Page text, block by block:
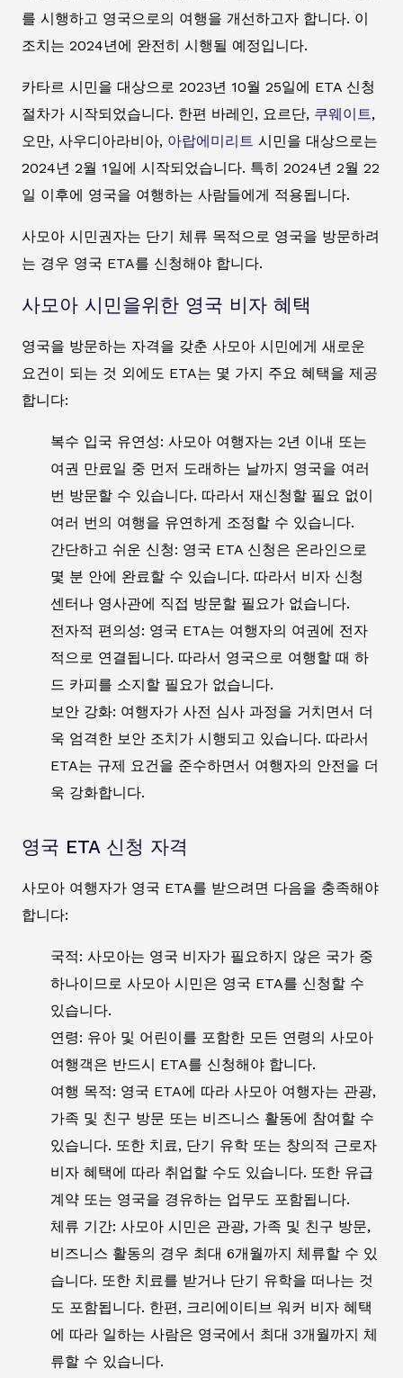
를 시행하고 영국으로의 여행을 개선하고자 합니다. 이
조치는 2024년에 완전히 시행될 예정입니다.
카타르 시민을 대상으로 2023년 10월 25일에 ETA 신청
절차가 시작되었습니다. 한편 바레인, 요르단, 쿠웨이트,
오만, 사우디아라비아, 아랍에미리트 시민을 대상으로는
2024년 2월 1일에 시작되었습니다. 특히 2024년 2월 22
일 이후에 영국을 여행하는 사람들에게 적용됩니다.
사모아 시민권자는 단기 체류 목적으로 영국을 방문하려
는 경우 영국 ETA를 신청해야 합니다.
사모아 시민을위한 영국 비자 혜택
영국을 방문하는 자격을 갖춘 사모아 시민에게 새로운
요건이 되는 것 외에도 ETA는 몇 가지 주요 혜택을 제공
합니다:
복수 입국 유연성: 사모아 여행자는 2년 이내 또는
여권 만료일 중 먼저 도래하는 날까지 영국을 여러
번 방문할 수 있습니다. 따라서 재신청할 필요 없이
여러 번의 여행을 유연하게 조정할 수 있습니다.
간단하고 쉬운 신청: 영국 ETA 신청은 온라인으로
몇 분 안에 완료할 수 있습니다. 따라서 비자 신청
센터나 영사관에 직접 방문할 필요가 없습니다.
전자적 편의성: 영국 ETA는 여행자의 여권에 전자
적으로 연결됩니다. 따라서 영국으로 여행할 때 하
드 카피를 소지할 필요가 없습니다.
보안 강화: 여행자가 사전 심사 과정을 거치면서 더
욱 엄격한 보안 조치가 시행되고 있습니다. 따라서
ETA는 규제 요건을 준수하면서 여행자의 안전을 더
욱 강화합니다.
영국 ETA 신청 자격
사모아 여행자가 영국 ETA를 받으려면 다음을 충족해야
합니다:
국적: 사모아는 영국 비자가 필요하지 않은 국가 중
하나이므로 사모아 시민은 영국 ETA를 신청할 수
있습니다.
연령: 유아 및 어린이를 포함한 모든 연령의 사모아
여행객은 반드시 ETA를 신청해야 합니다.
여행 목적: 영국 ETA에 따라 사모아 여행자는 관광,
가족 및 친구 방문 또는 비즈니스 활동에 참여할 수
있습니다. 또한 치료, 단기 유학 또는 창의적 근로자
비자 혜택에 따라 취업할 수도 있습니다. 또한 유급
계약 또는 영국을 경유하는 업무도 포함됩니다.
체류 기간: 사모아 시민은 관광, 가족 및 친구 방문,
비즈니스 활동의 경우 최대 6개월까지 체류할 수 있
습니다. 또한 치료를 받거나 단기 유학을 떠나는 것
도 포함됩니다. 한편, 크리에이티브 워커 비자 혜택
에 따라 일하는 사람은 영국에서 최대 3개월까지 체
류할 수 있습니다.